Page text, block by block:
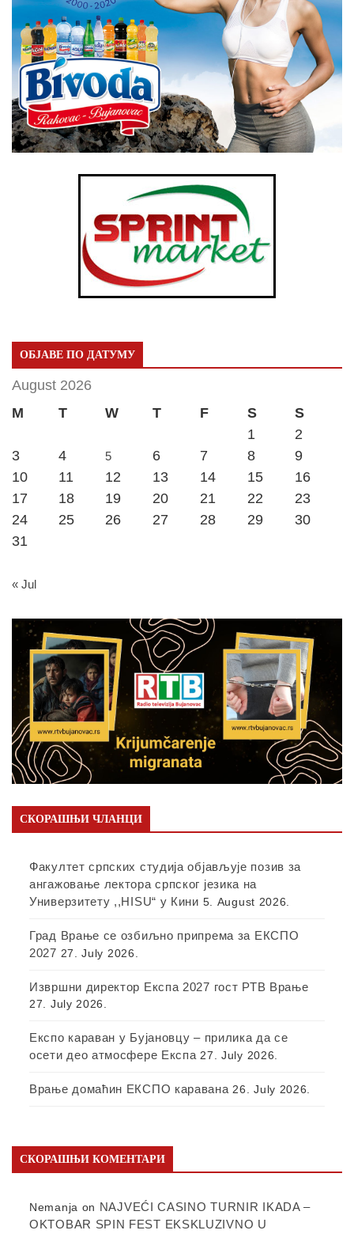
ОБЈАВЕ ПО ДАТУМУ
August 2026
M
T W T F S
S
1
2
3
4 5 6 7 8
9
10
11 12 13 14 15
16
17
18 19 20 21 22
23
24
25 26 27 28 29
30
31
« Jul
СКОРАШЊИ ЧЛАНЦИ
Факултет српских студија објављује позив за
ангажовање лектора српског језика на
Универзитету ,,HISU“ у Кини 5. August 2026.
Град Врање се озбиљно припрема за ЕКСПО
2027 27. July 2026.
Извршни директор Експа 2027 гост РТВ Врање
27. July 2026.
Експо караван у Бујановцу – прилика да се
осети део атмосфере Експа 27. July 2026.
Врање домаћин ЕКСПО каравана 26. July 2026.
СКОРАШЊИ КОМЕНТАРИ
Nemanja on NAJVEĆI CASINO TURNIR IKADA –
OKTOBAR SPIN FEST EKSKLUZIVNO U